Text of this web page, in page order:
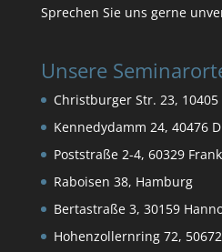
Sprechen Sie uns gerne
Unsere
Christburger Str. 23,
Kennedydamm 24, 40476
Poststraße 2-4, 60329
Raboisen 38, Hamburg
Bertastraße 3, 30159
Hohenzollernring 72,